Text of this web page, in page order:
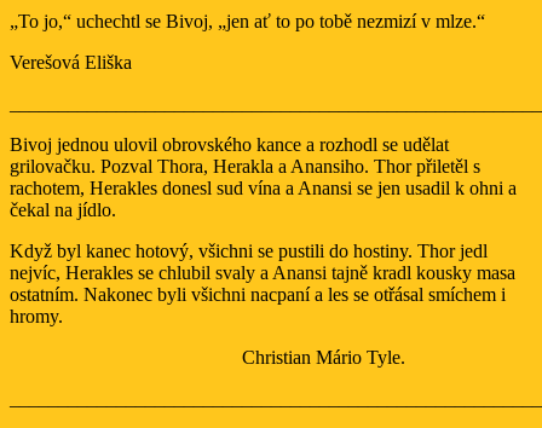
„To jo,“ uchechtl se Bivoj, „jen ať to po tobě nezmizí v mlze.“
Verešová Eliška
Bivoj jednou ulovil obrovského kance a rozhodl se udělat
grilovačku. Pozval Thora, Herakla a Anansiho. Thor přiletěl s
rachotem, Herakles donesl sud vína a Anansi se jen usadil k ohni a
čekal na jídlo.
Když byl kanec hotový, všichni se pustili do hostiny. Thor jedl
nejvíc, Herakles se chlubil svaly a Anansi tajně kradl kousky masa
ostatním. Nakonec byli všichni nacpaní a les se otřásal smíchem i
hromy.
Christian Mário Tyle.